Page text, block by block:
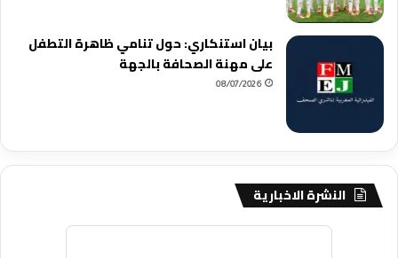
بيان استنكاري: حول تنامي ظاهرة التطفل
على مهنة الصحافة بالجهة
08/07/2026
النشرة الاخبارية